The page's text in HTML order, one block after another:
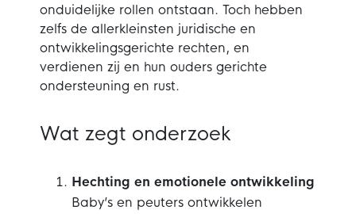
onduidelijke rollen ontstaan. Toch hebben
zelfs de allerkleinsten juridische en
ontwikkelingsgerichte rechten, en
verdienen zij en hun ouders gerichte
ondersteuning en rust.
Wat zegt onderzoek
Hechting en emotionele ontwikkeling
Baby’s en peuters ontwikkelen